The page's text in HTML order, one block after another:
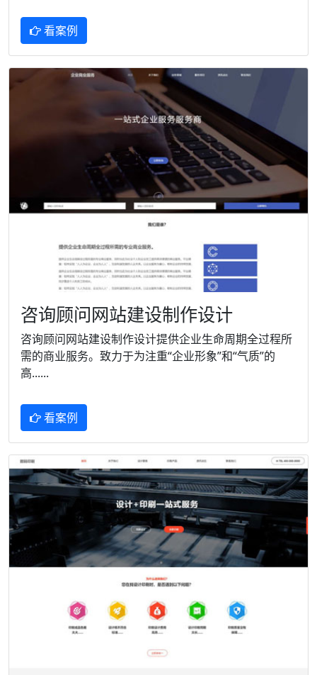
看案例
咨询顾问网站建设制作设计
咨询顾问网站建设制作设计提供企业生命周期全过程所
需的商业服务。致力于为注重“企业形象”和“气质”的
高......
看案例